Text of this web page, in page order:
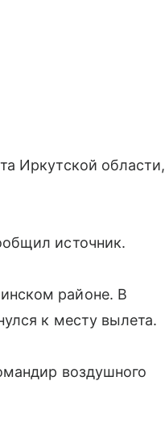
Иркутской области,
источник.
районе. В
к месту вылета.
воздушного